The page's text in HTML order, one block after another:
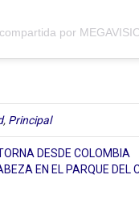
, Principal
DESDE COLOMBIA
EN EL PARQUE DEL